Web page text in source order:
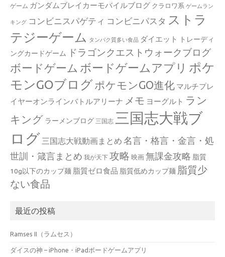
ゲーム ガンダムブレイカーモバイルブログ クラロワ系 ゲームラン
キング コンビニスパゲティ コンビニパスタ ストラ
テジーゲーム
タンパク質多い食品 ダイエット
トレーディ
ングカードゲーム
ドラゴンクエストウォークブログ
ボードゲーム ボードゲームアプリ ポケ
モンGOブログ ポケモンGO進化 マルチプレ
イヤーオンラインバトルアリーナ メモ ヨーグルト ラン
キング ラーメンブログ 三国志 三国志大戦ブ
ログ 三国志大戦動画まとめ 名言・格言・金言・処
世訓・箴言まとめ 我が天下 攻略 映画 無課金攻略 脂質
10g以下のカップ麺 脂質ゼロ食品 脂質低めカップ麺 脂質少
ない食品
最近の投稿
Ramses II（ラムセス）
ダイスの神 – iPhone・iPadボードゲームアプリ